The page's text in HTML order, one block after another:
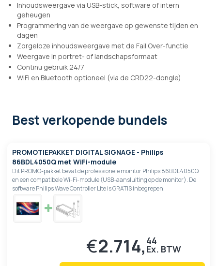
Inhoudsweergave via USB-stick, software of intern
geheugen
Programmering van de weergave op gewenste tijden en
dagen
Zorgeloze inhoudsweergave met de Fail Over-functie
Weergave in portret- of landschapsformaat
Continu gebruik 24/7
WiFi en Bluetooth optioneel (via de CRD22-dongle)
Best verkopende bundels
PROMOTIEPAKKET DIGITAL SIGNAGE - Philips
86BDL4050Q met WiFi-module
Dit PROMO-pakket bevat de professionele monitor Philips 86BDL4050Q
en een compatibele Wi-Fi-module (USB-aansluiting op de monitor). De
software Philips Wave Controller Lite is GRATIS inbegrepen.
€2.714, 44